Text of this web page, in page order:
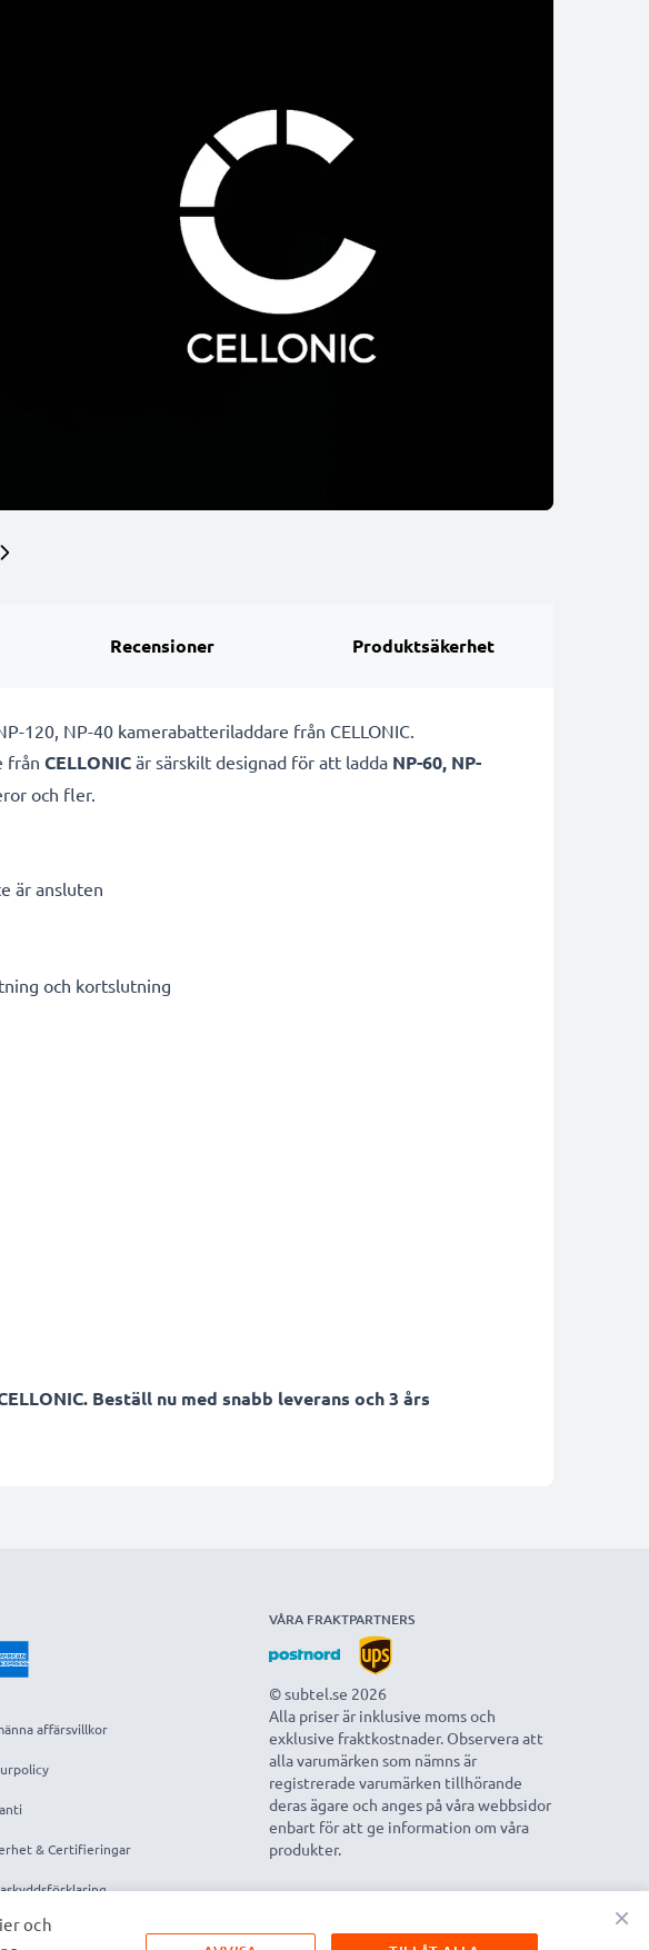
Recensioner Produktsäkerhet
120, NP-40 kamerabatteriladdare från CELLONIC.
från CELLONIC är särskilt designad för att ladda NP-60, NP-
och fler.
är ansluten
och kortslutning
Beställ nu med snabb leverans och 3 års
affärsvillkor
& Certifieringar
VÅRA FRAKTPARTNERS
© subtel.se 2026
Alla priser är inklusive moms och
exklusive fraktkostnader. Observera att
alla varumärken som nämns är
registrerade varumärken tillhörande
deras ägare och anges på våra webbsidor
enbart för att ge information om våra
produkter.
×
och